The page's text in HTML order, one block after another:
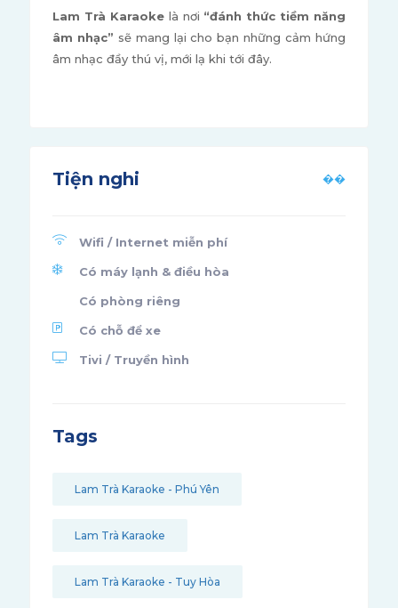
Lam Trà Karaokelà nơi “đánh thức tiềm năng
âm nhạc” sẽ mang lại cho bạn những cảm hứng
âm nhạc đầy thú vị, mới lạ khi tới đây.
Tiện nghi
Wifi / Internet miễn phí
Có máy lạnh & điều hòa
Có phòng riêng
Có chỗ để xe
Tivi / Truyền hình
Tags
Lam Trà Karaoke - Phú Yên
Lam Trà Karaoke
Lam Trà Karaoke - Tuy Hòa